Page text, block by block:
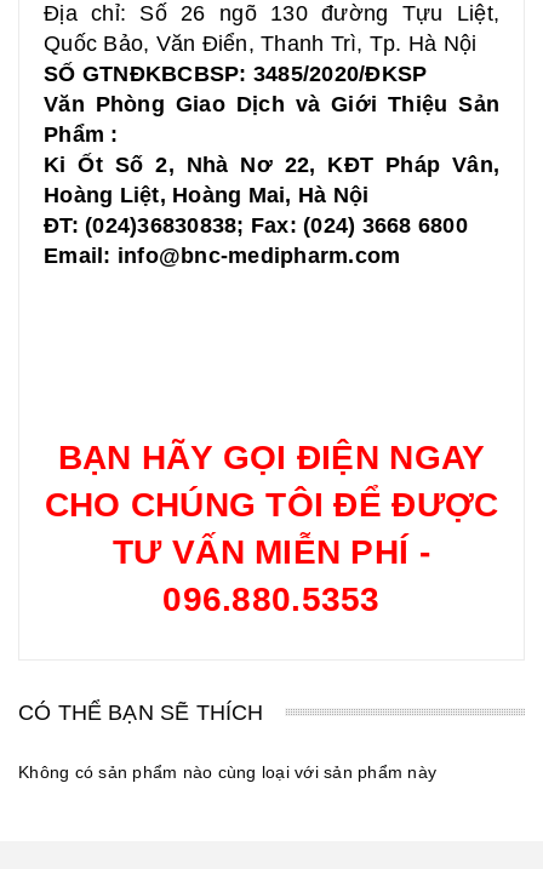
Địa chỉ: Số 26 ngõ 130 đường Tựu Liệt,
Quốc Bảo, Văn Điển, Thanh Trì, Tp. Hà Nội
SỐ GTNĐKBCBSP: 3485/2020/ĐKSP
Văn Phòng Giao Dịch và Giới Thiệu Sản
Phẩm :
Ki Ốt Số 2, Nhà Nơ 22, KĐT Pháp Vân,
Hoàng Liệt, Hoàng Mai, Hà Nội
ĐT: (024)36830838; Fax: (024) 3668 6800
Email: info@bnc-medipharm.com
BẠN HÃY GỌI ĐIỆN NGAY
CHO CHÚNG TÔI ĐỂ ĐƯỢC
TƯ VẤN MIỄN PHÍ -
096.880.5353
CÓ THỂ BẠN SẼ THÍCH
Không có sản phẩm nào cùng loại với sản phẩm này